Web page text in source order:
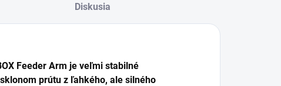
Diskusia
Feeder Arm je veľmi stabilné
prútu z ľahkého, ale silného